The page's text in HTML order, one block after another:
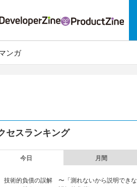
ンガ
セスランキング
今日 月間
技術的負債の誤解 〜「測れないから説明できな